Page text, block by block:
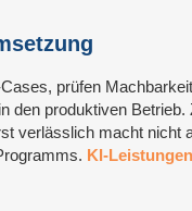
prüfen
den produktiven
verlässlich macht nicht
KI-